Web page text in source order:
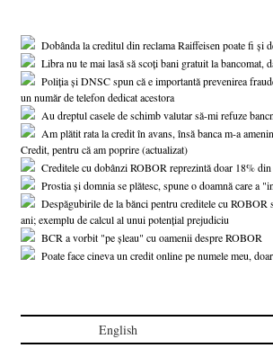
Dobânda la creditul din reclama Raiffeisen poate fi și
Libra nu te mai lasă să scoți bani gratuit la bancomat,
Poliția și DNSC spun că e importantă prevenirea
un număr de telefon dedicat acestora
Au dreptul casele de schimb valutar să-mi refuze
Am plătit rata la credit în avans, însă banca m-a
Credit, pentru că am poprire (actualizat)
Creditele cu dobânzi ROBOR reprezintă doar 18%
Prostia și domnia se plătesc, spune o doamnă care a
Despăgubirile de la bănci pentru creditele cu ROBOR
ani; exemplu de calcul al unui potențial prejudiciu
BCR a vorbit "pe șleau" cu oamenii despre ROBOR
Poate face cineva un credit online pe numele meu,
English